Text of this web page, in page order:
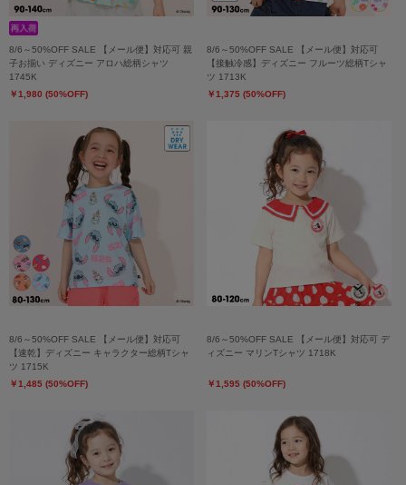
8/6～50%OFF SALE 【メール便】対応可 親
子お揃い ディズニー アロハ総柄シャツ
1745K
￥1,980 (50%OFF)
8/6～50%OFF SALE 【メール便】対応可
【接触冷感】ディズニー フルーツ総柄Tシャ
ツ 1713K
￥1,375 (50%OFF)
8/6～50%OFF SALE 【メール便】対応可
【速乾】ディズニー キャラクター総柄Tシャ
ツ 1715K
￥1,485 (50%OFF)
8/6～50%OFF SALE 【メール便】対応可 デ
ィズニー マリンTシャツ 1718K
￥1,595 (50%OFF)